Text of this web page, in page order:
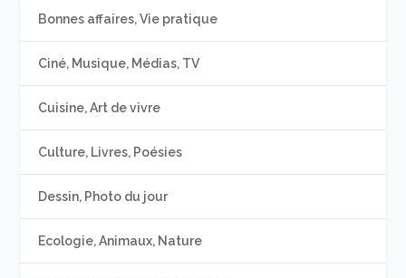
Bonnes affaires, Vie pratique
Ciné, Musique, Médias, TV
Cuisine, Art de vivre
Culture, Livres, Poésies
Dessin, Photo du jour
Ecologie, Animaux, Nature